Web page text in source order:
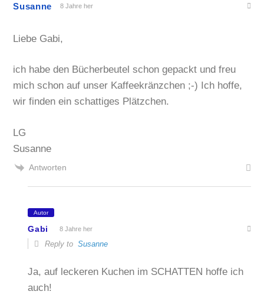
Susanne 8 Jahre her
Liebe Gabi,
ich habe den Bücherbeutel schon gepackt und freu
mich schon auf unser Kaffeekränzchen ;-) Ich hoffe,
wir finden ein schattiges Plätzchen.
LG
Susanne
Antworten
Autor
Gabi 8 Jahre her
Reply toSusanne
Ja, auf leckeren Kuchen im SCHATTEN hoffe ich
auch!